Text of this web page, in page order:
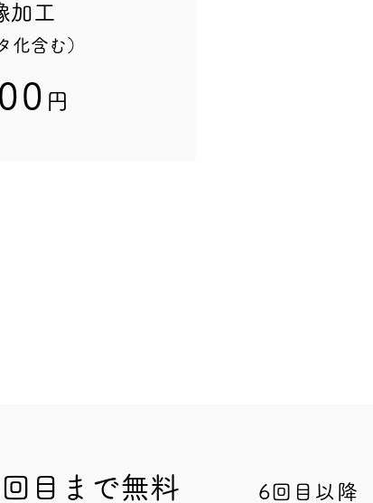
加工
化含む）
円
回目まで無料 6回目以降